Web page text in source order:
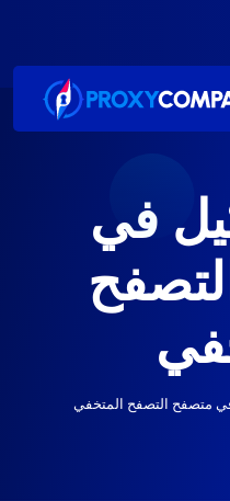
في
متصفح التصفح المتخفي